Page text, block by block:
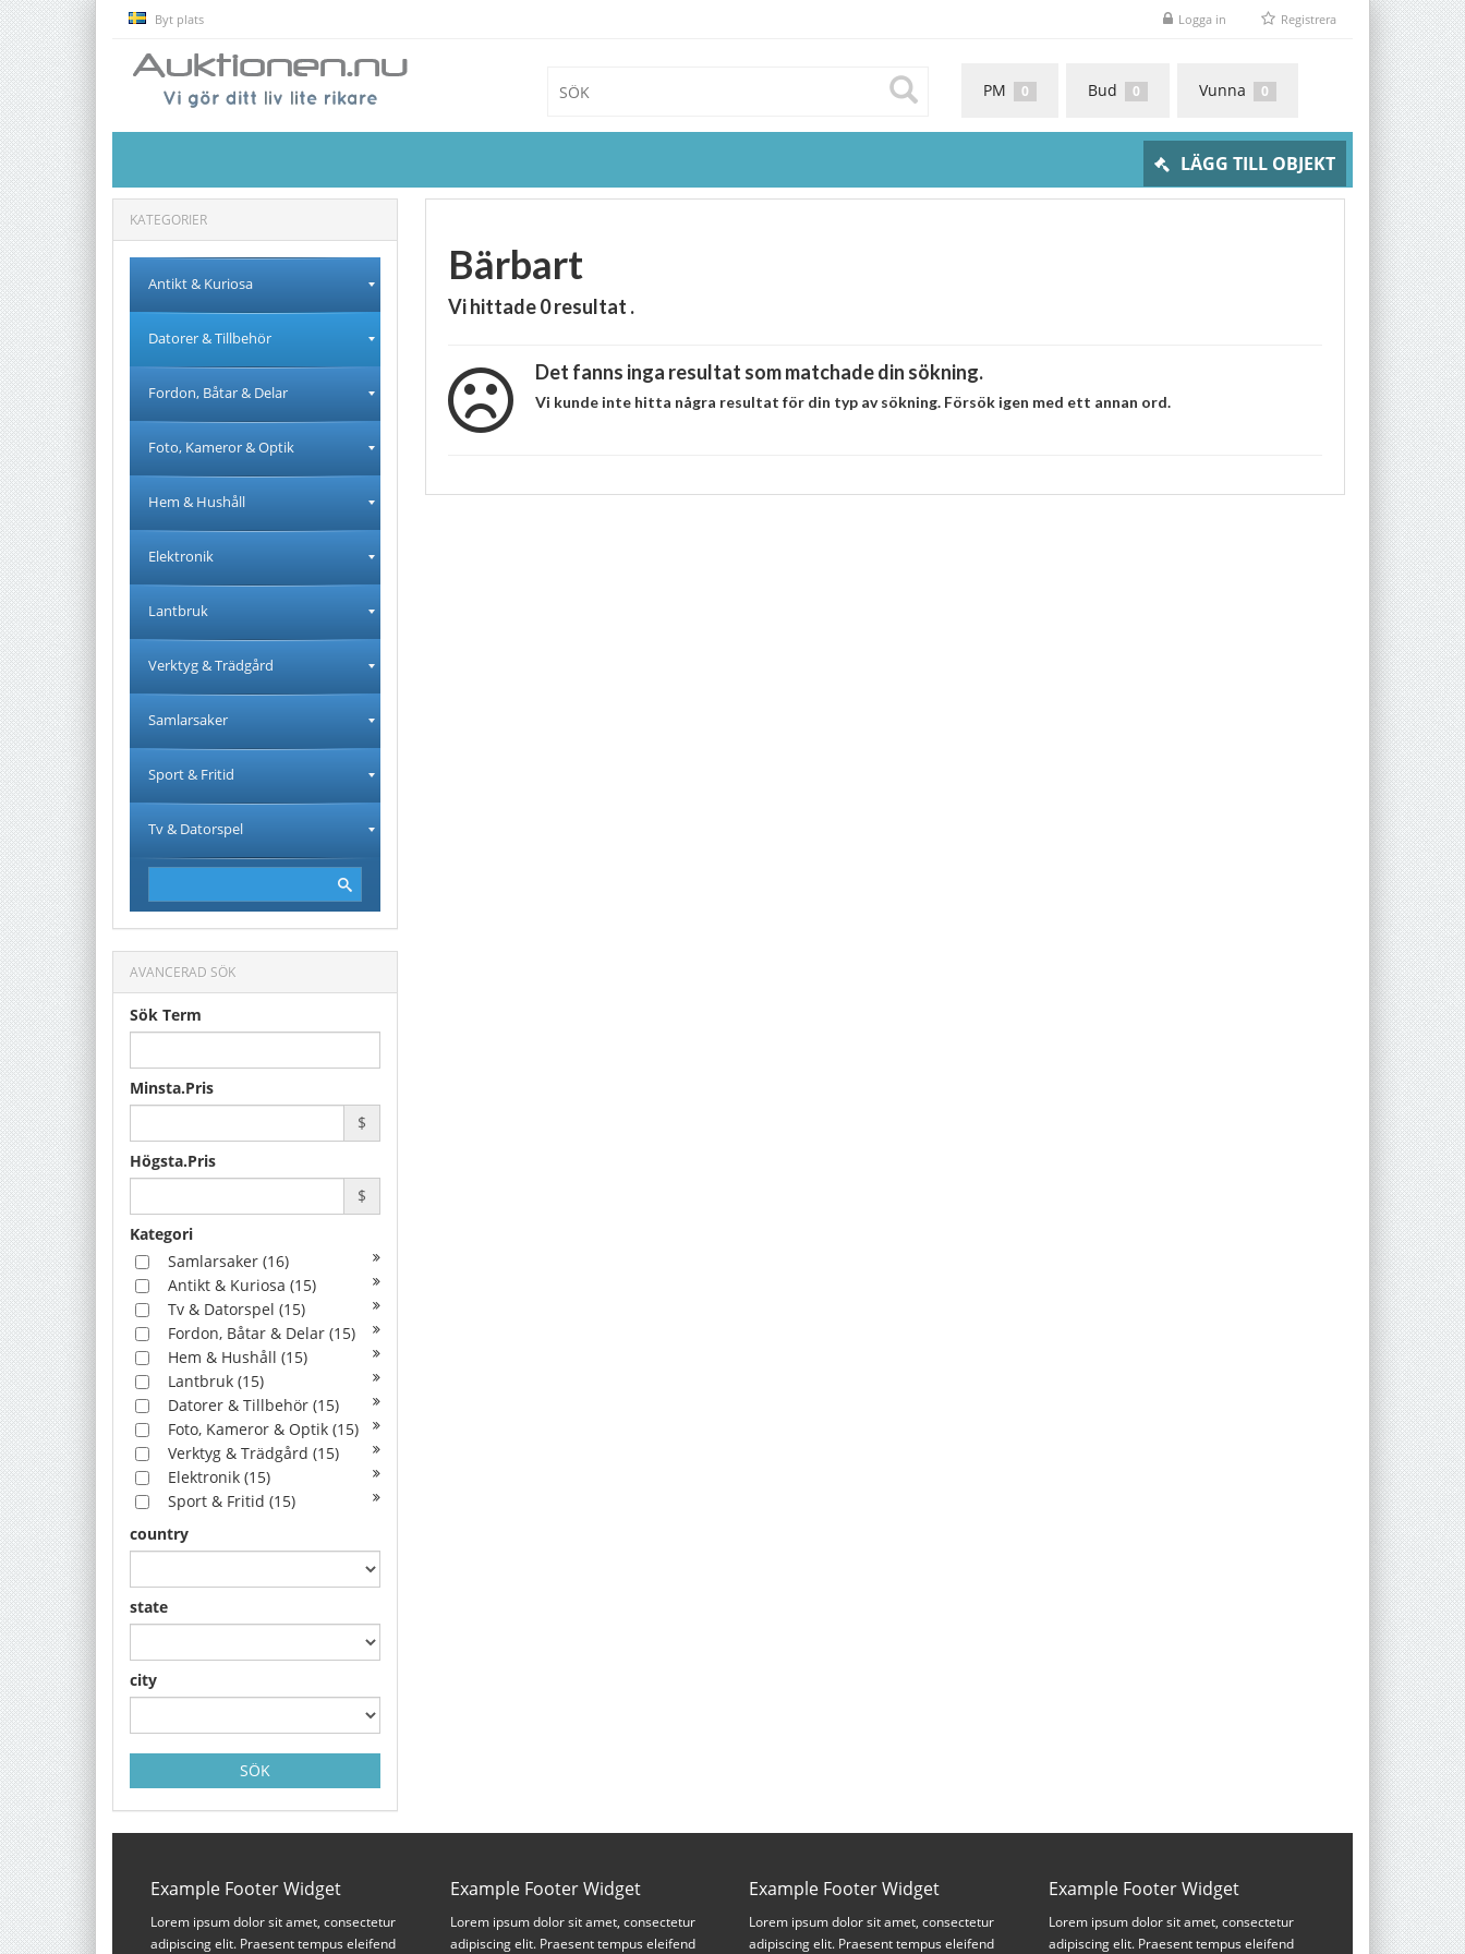
Logga in Registrera
Byt plats
PM 0 Bud 0 Vunna 0
LÄGG TILL OBJEKT
KATEGORIER
Antikt & Kuriosa
Datorer & Tillbehör
Fordon, Båtar & Delar
Foto, Kameror & Optik
Hem & Hushåll
Elektronik
Lantbruk
Verktyg & Trädgård
Samlarsaker
Sport & Fritid
Tv & Datorspel
AVANCERAD SÖK
Sök Term
Minsta.Pris
$
Högsta.Pris
$
Kategori
Samlarsaker (16)
Antikt & Kuriosa (15)
Tv & Datorspel (15)
Fordon, Båtar & Delar (15)
Hem & Hushåll (15)
Lantbruk (15)
Datorer & Tillbehör (15)
Foto, Kameror & Optik (15)
Verktyg & Trädgård (15)
Elektronik (15)
Sport & Fritid (15)
country
state
city
SÖK
Bärbart
Vi hittade0resultat .
Det fanns inga resultat som matchade din sökning.
Vi kunde inte hitta några resultat för din typ av sökning. Försök igen med ett annan ord.
Example Footer Widget
Lorem ipsum dolor sit amet, consectetur
adipiscing elit. Praesent tempus eleifend
Example Footer Widget
Lorem ipsum dolor sit amet, consectetur
adipiscing elit. Praesent tempus eleifend
Example Footer Widget
Lorem ipsum dolor sit amet, consectetur
adipiscing elit. Praesent tempus eleifend
Example Footer Widget
Lorem ipsum dolor sit amet, consectetur
adipiscing elit. Praesent tempus eleifend